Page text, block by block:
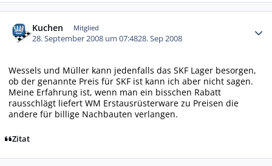
Kuchen Mitglied
28. September 2008 um 07:4828. Sep 2008
Wessels und Müller kann jedenfalls das SKF Lager besorgen,
ob der genannte Preis für SKF ist kann ich aber nicht sagen.
Meine Erfahrung ist, wenn man ein bisschen Rabatt
rausschlägt liefert WM Erstausrüsterware zu Preisen die
andere für billige Nachbauten verlangen.
Zitat